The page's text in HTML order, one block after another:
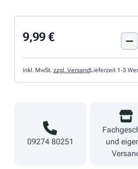
9,99 €
inkl. MwSt. zzgl. Versand Lieferzeit 1-3
09274 80251
und